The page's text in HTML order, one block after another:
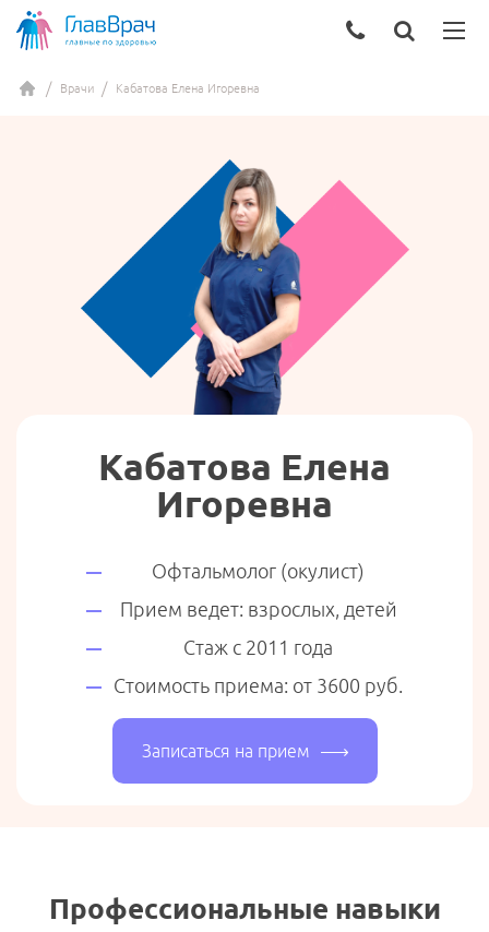
Врачи Кабатова Елена Игоревна
Кабатова Елена
Игоревна
Офтальмолог (окулист)
Прием ведет: взрослых, детей
Стаж с 2011 года
Стоимость приема: от 3600 руб.
Записаться на прием
Профессиональные навыки